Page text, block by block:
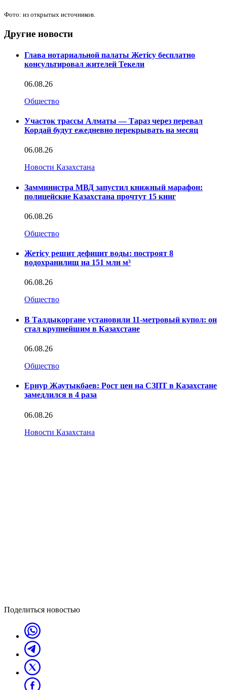
Фото: из открытых источников.
Другие новости
Глава нотариальной палаты Жетісу бесплатно
консультировал жителей Текели
06.08.26
Общество
Участок трассы Алматы — Тараз через перевал
Кордай будут ежедневно перекрывать на месяц
06.08.26
Новости Казахстана
Замминистра МВД запустил книжный марафон:
полицейские Казахстана прочтут 15 книг
06.08.26
Общество
Жетісу решит дефицит воды: построят 8
водохранилищ на 151 млн м³
06.08.26
Общество
В Талдыкоргане установили 11-метровый купол: он
стал крупнейшим в Казахстане
06.08.26
Общество
Ернур Жаутыкбаев: Рост цен на СЗПТ в Казахстане
замедлился в 4 раза
06.08.26
Новости Казахстана
Поделиться новостью